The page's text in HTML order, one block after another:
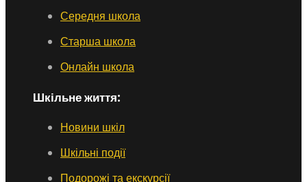
Середня школа
Старша школа
Онлайн школа
Шкільне життя:
Новини шкіл
Шкільні події
Подорожі та екскурсії